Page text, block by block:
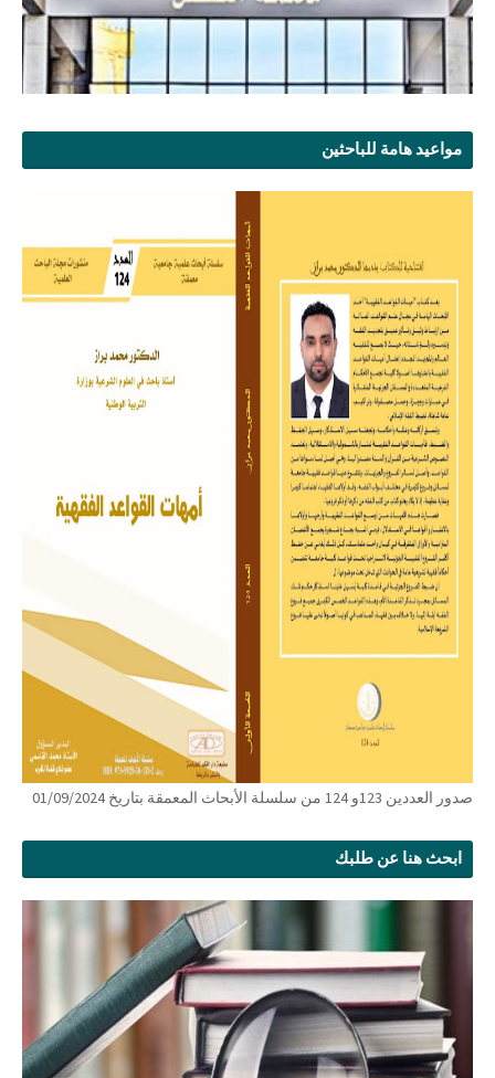
مواعيد هامة للباحثين
صدور العددين 123و 124 من سلسلة الأبحاث المعمقة بتاريخ 01/09/2024
ابحث هنا عن طلبك